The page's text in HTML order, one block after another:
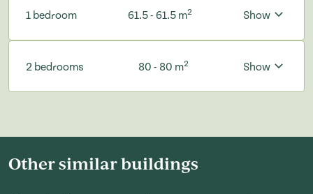
1 bedroom 61.5 - 61.5 m2 Show
2 bedrooms 80 - 80 m2 Show
Other similar buildings